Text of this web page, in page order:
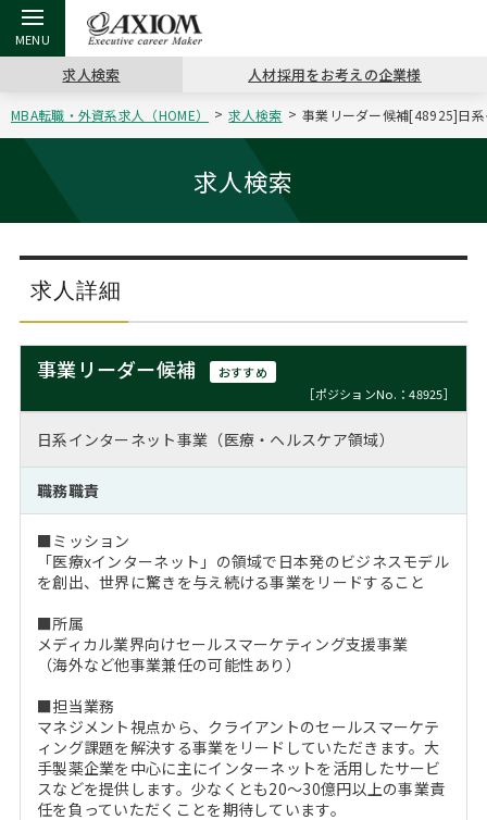
戻る
アクシアムの特長
戻る
コンサ
サービス案内
戻る
キャリ
コンサルタントの紹介
戻る
キャリア支援 TOP
キャリアデザイン講座
（最新求人市場動向）
戻る
MBAの
おわり
ステージ別アドバイス
MBAの転職事例
MBAからのFAQ
MBA留学生数の推移
戻る
日本か
MBAを生かす求人特集
年齢と年収の相関図
戻る
転職ツール TOP
英文レジュメの書き方
戻る
パワー
職務経歴書の書き方
外資系／面接攻略のコツ
戻る
転職コラム TOP
“展”職相談室
転職市場の明日をよめ
キャリアに効く一冊
注目企業インタビュー
戻る
イベント・セミナー TOP
ジョブフェア
キャリアデザインセミナー
プロ経営者の特別セミナー
Career Talk Live
MBA NETWORKING
戻る
会社概要 TOP
沿革
主なクライアント
パブリシティ
ニュースリリース
求人検索 人材採用をお考えの企業様
MBA転職・外資系求人（HOME） 求人検索 事業リーダー候補[48925]日
求人検索
求人詳細
事業リーダー候補
おすすめ
［ポジションNo.：48925］
日系インターネット事業（医療・ヘルスケア領域）
職務職責
■ミッション
「医療xインターネット」の領域で日本発のビジネスモデル
を創出、世界に驚きを与え続ける事業をリードすること
■所属
メディカル業界向けセールスマーケティング支援事業
（海外など他事業兼任の可能性あり）
■担当業務
マネジメント視点から、クライアントのセールスマーケテ
ィング課題を解決する事業をリードしていただきます。大
手製薬企業を中心に主にインターネットを活用したサービ
スなどを提供します。少なくとも20～30億円以上の事業責
任を負っていただくことを期待しています。